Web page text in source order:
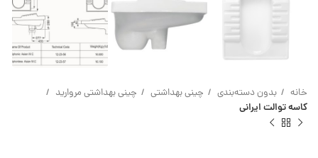
خانه بدون دسته‌بندی چینی بهداشتی
چینی بهداشتی مروارید
کاسه توالت ایرانی